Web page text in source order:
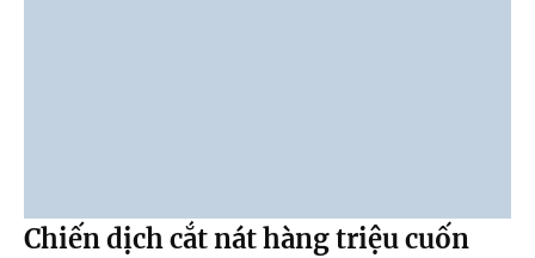
Chiến dịch cắt nát hàng triệu cuốn